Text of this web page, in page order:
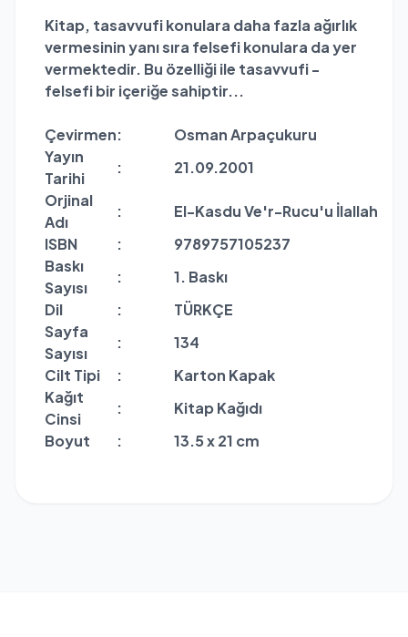
Kitap, tasavvufi konulara daha fazla ağırlık
vermesinin yanı sıra felsefi konulara da yer
vermektedir. Bu özelliği ile tasavvufi -
felsefi bir içeriğe sahiptir...
Çevirmen:
Osman Arpaçukuru
Yayın
Tarihi
:
21.09.2001
Orjinal
Adı
:
El-Kasdu Ve'r-Rucu'u İlallah
ISBN
:
9789757105237
Baskı
Sayısı
:
1. Baskı
Dil
:
TÜRKÇE
Sayfa
Sayısı
:
134
Cilt Tipi
:
Karton Kapak
Kağıt
Cinsi
:
Kitap Kağıdı
Boyut
: 13.5 x 21 cm